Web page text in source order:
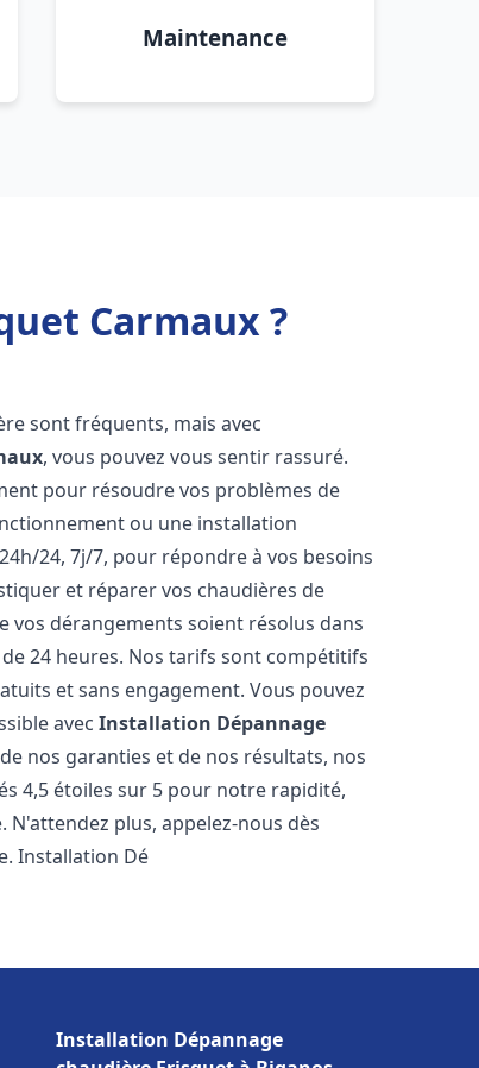
Maintenance
Carmaux ?
sont fréquents, mais avec
, vous pouvez vous sentir rassuré.
pour résoudre vos problèmes de
ou une installation
24, 7j/7, pour répondre à vos besoins
et réparer vos chaudières de
vos dérangements soient résolus dans
24 heures. Nos tarifs sont compétitifs
et sans engagement. Vous pouvez
avecInstallation Dépannage
nos garanties et de nos résultats, nos
4,5 étoiles sur 5 pour notre rapidité,
plus, appelez-nous dès
Installation Dé
Installation Dépannage